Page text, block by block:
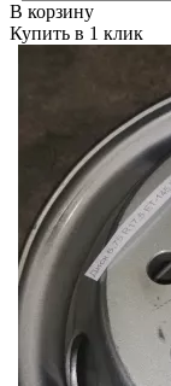
В корзину
Купить в 1 клик